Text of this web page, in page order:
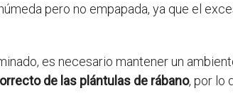
pero no empapada, ya que el
es necesario mantener un
de las plántulas de rábano, por lo